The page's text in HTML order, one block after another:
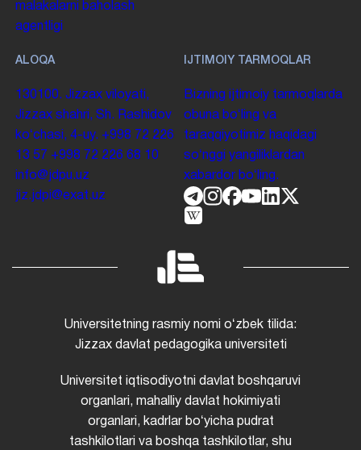
malakalarni baholash
agentligi
ALOQA
130100. Jizzax viloyati,
Jizzax shahri, Sh. Rashidov
koʻchasi, 4-uy. +998 72 226
13 57 +998 72 226 68 10
info@jdpu.uz
jiz.jdpi@exat.uz
IJTIMOIY TARMOQLAR
Bizning ijtimoiy tarmoqlarda
obuna boʻling va
taraqqiyotimiz haqidagi
soʻnggi yangiliklardan
xabardor boʻling.
Universitetning rasmiy nomi oʻzbek tilida:
Jizzax davlat pedagogika universiteti
Universitet iqtisodiyotni davlat boshqaruvi
organlari, mahalliy davlat hokimiyati
organlari, kadrlar boʻyicha pudrat
tashkilotlari va boshqa tashkilotlar, shu